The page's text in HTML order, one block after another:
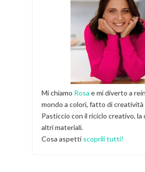
Mi chiamo Rosa e mi diverto a
mondo a colori, fatto di creatività
Pasticcio con il riciclo creativo, la
altri materiali.
Cosa aspetti scoprili tutti!